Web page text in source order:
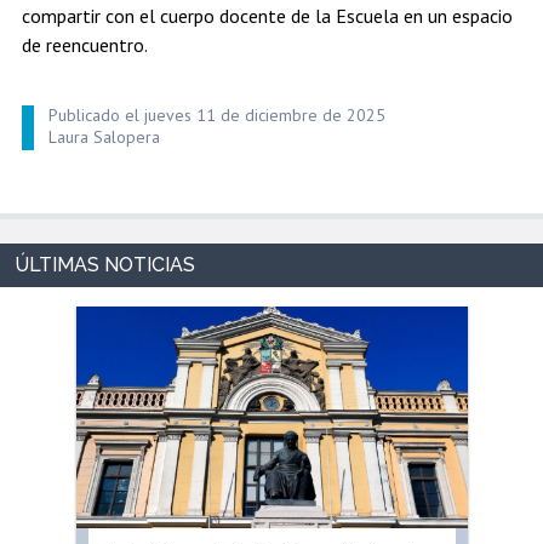
compartir con el cuerpo docente de la Escuela en un espacio
de reencuentro.
Publicado el jueves 11 de diciembre de 2025
Laura Salopera